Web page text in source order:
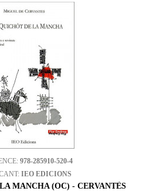
978-285910-520-4
IEO EDICIONS
MANCHA (OC) - CERVANTÈS